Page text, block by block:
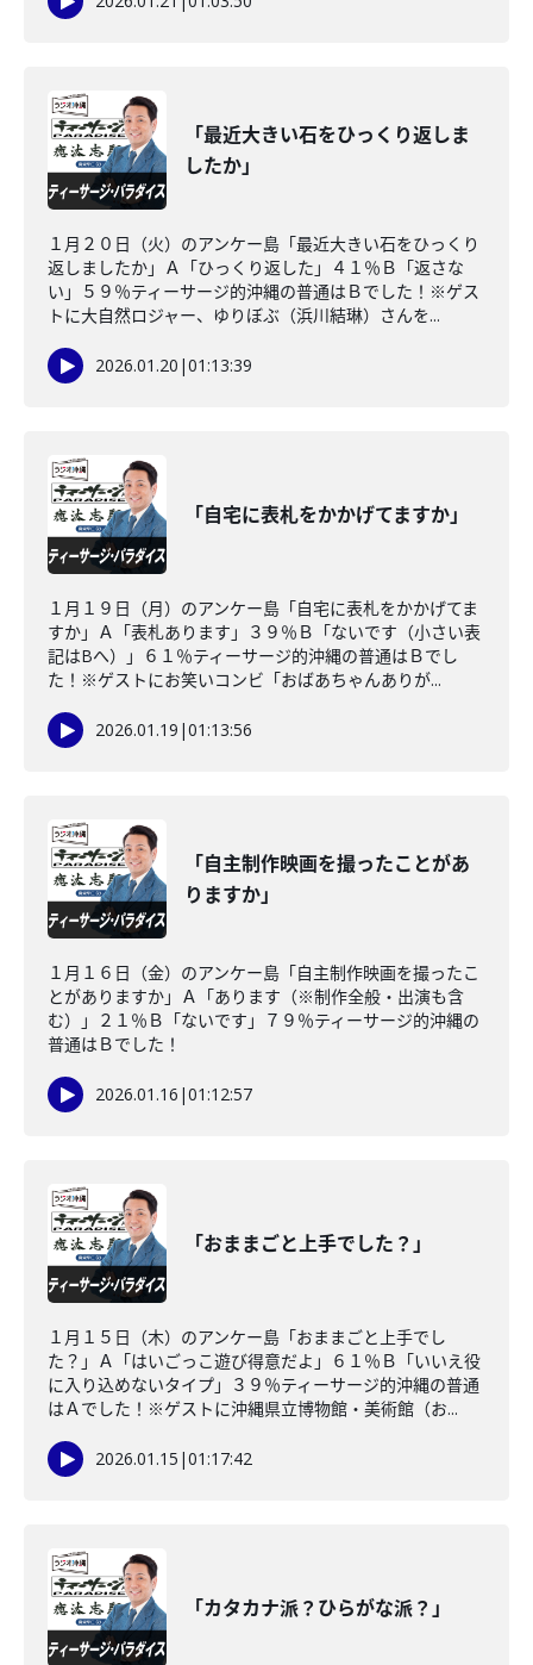
「最近大きい石をひっくり返しま
したか」
１月２０日（火）のアンケー島「最近大きい石をひっくり
返しましたか」Ａ「ひっくり返した」４１％Ｂ「返さな
い」５９％ティーサージ的沖縄の普通はＢでした！※ゲス
トに大自然ロジャー、ゆりぼぶ（浜川結琳）さんを...
2026.01.20 |01:13:39
「自宅に表札をかかげてますか」
１月１９日（月）のアンケー島「自宅に表札をかかげてま
すか」Ａ「表札あります」３９％Ｂ「ないです（小さい表
記はBへ）」６１％ティーサージ的沖縄の普通はＢでし
た！※ゲストにお笑いコンビ「おばあちゃんありが...
2026.01.19 |01:13:56
「自主制作映画を撮ったことがあ
りますか」
１月１６日（金）のアンケー島「自主制作映画を撮ったこ
とがありますか」Ａ「あります（※制作全般・出演も含
む）」２１％Ｂ「ないです」７９％ティーサージ的沖縄の
普通はＢでした！
2026.01.16 |01:12:57
「おままごと上手でした？」
１月１５日（木）のアンケー島「おままごと上手でし
た？」Ａ「はいごっこ遊び得意だよ」６１％Ｂ「いいえ役
に入り込めないタイプ」３９％ティーサージ的沖縄の普通
はＡでした！※ゲストに沖縄県立博物館・美術館（お...
2026.01.15 |01:17:42
「カタカナ派？ひらがな派？」